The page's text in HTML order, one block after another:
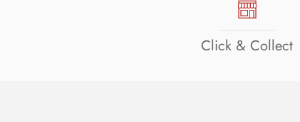
Click & Collect